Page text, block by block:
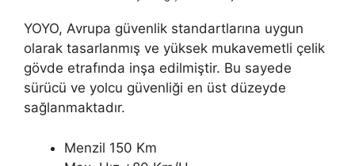
YOYO, Avrupa güvenlik standartlarına uygun
olarak tasarlanmış ve yüksek mukavemetli çelik
gövde etrafında inşa edilmiştir. Bu sayede
sürücü ve yolcu güvenliği en üst düzeyde
sağlanmaktadır.
Menzil 150 Km